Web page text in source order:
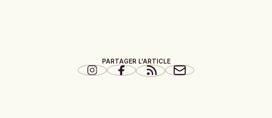
PARTAGER L'ARTICLE